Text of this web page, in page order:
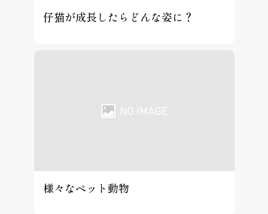
仔猫が成長したらどんな姿に？
様々なペット動物